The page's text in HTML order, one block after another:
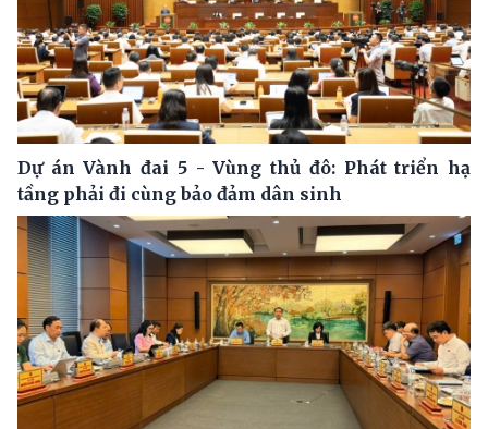
Dự án Vành đai 5 - Vùng thủ đô: Phát triển hạ
tầng phải đi cùng bảo đảm dân sinh